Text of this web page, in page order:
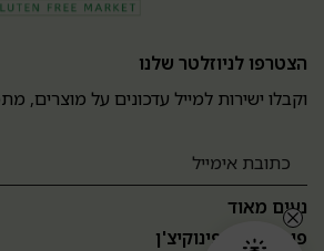
הצטרפו לניוזלטר שלנו
וקבלו ישירות למייל עדכונים על מוצרים,
נעים מאוד
פופולרים בפינוקיצ'ן